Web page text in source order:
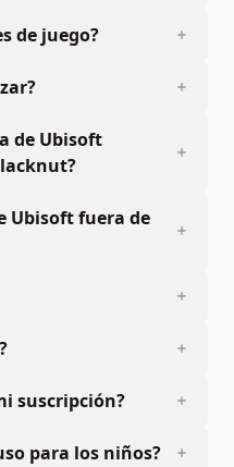
de juego?
de Ubisoft
Ubisoft fuera de
suscripción?
para los niños?